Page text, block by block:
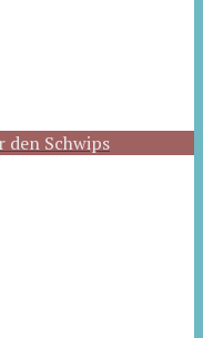
den Schwips